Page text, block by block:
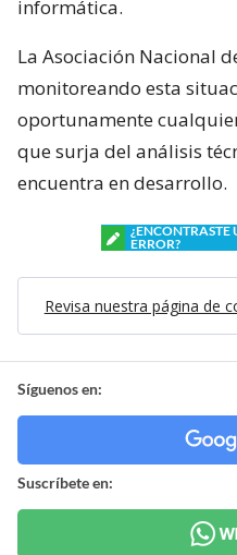
informática.
La Asociación Nacional
monitoreando esta
oportunamente
que surja del análisis
encuentra en desarrollo.
¿ENCONTRASTE
ERROR?
Revisa nuestra página de
Síguenos en:
Suscríbete en: